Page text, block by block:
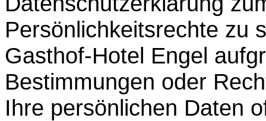
Persönlichkeitsrechte zu
Gasthof-Hotel Engel
Bestimmungen oder
Ihre persönlichen Daten